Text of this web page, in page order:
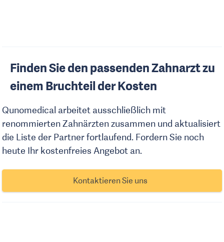
Finden Sie den passenden Zahnarzt zu
einem Bruchteil der Kosten
Qunomedical arbeitet ausschließlich mit
renommierten Zahnärzten zusammen und aktualisiert
die Liste der Partner fortlaufend. Fordern Sie noch
heute Ihr kostenfreies Angebot an.
Kontaktieren Sie uns